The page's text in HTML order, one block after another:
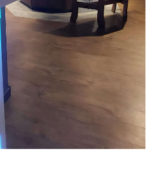
14 59 01